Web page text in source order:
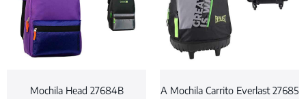
Mochila Head 27684B A Mochila Carrito Everlast 27685